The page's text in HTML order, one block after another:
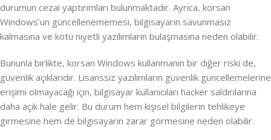
durumun cezai yaptırımları bulunmaktadır. Ayrıca, korsan
Windows’un güncellenememesi, bilgisayarın savunmasız
kalmasına ve kötü niyetli yazılımların bulaşmasına neden olabilir.
Bununla birlikte, korsan Windows kullanmanın bir diğer riski de,
güvenlik açıklarıdır. Lisanssız yazılımların güvenlik güncellemelerine
erişimi olmayacağı için, bilgisayar kullanıcıları hacker saldırılarına
daha açık hale gelir. Bu durum hem kişisel bilgilerin tehlikeye
girmesine hem de bilgisayarın zarar görmesine neden olabilir.